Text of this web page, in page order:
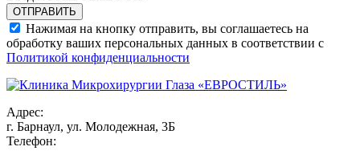
Нажимая на кнопку отправить, вы соглашаетесь на
обработку ваших персональных данных в соответствии с
Политикой конфиденциальности
Адрес:
г. Барнаул, ул. Молодежная, 3Б
Телефон: